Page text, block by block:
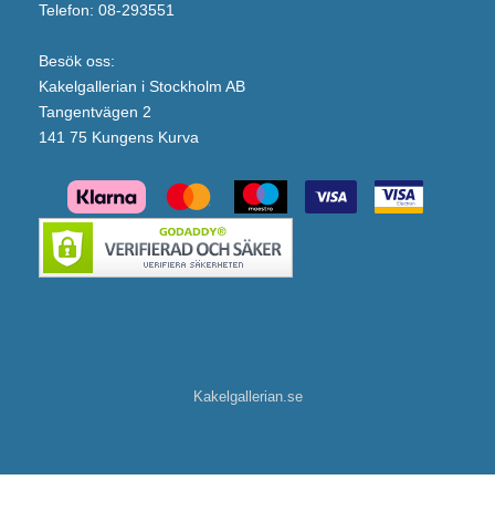
Telefon: 08-293551
Besök oss:
Kakelgallerian i Stockholm AB
Tangentvägen 2
141 75 Kungens Kurva
Kakelgallerian.se